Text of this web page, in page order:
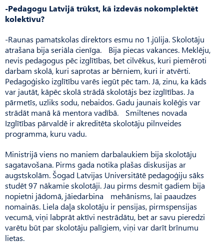
-Pedagogu Latvijā trūkst, kā izdevās nokomplektēt
kolektīvu?
-Raunas pamatskolas direktors esmu no 1.jūlija. Skolotāju
atrašana bija seriāla cienīga. Bija piecas vakances. Meklēju,
nevis pedagogus pēc izglītības, bet cilvēkus, kuri piemēroti
darbam skolā, kuri saprotas ar bērniem, kuri ir atvērti.
Pedagoģisko izglītību varēs iegūt pēc tam. Jā, zinu, ka kāds
var jautāt, kāpēc skolā strādā skolotājs bez izglītības. Ja
pārmetīs, uzliks sodu, nebaidos. Gadu jaunais kolēģis var
strādāt manā kā mentora vadībā. Smil­tenes novada
Izglītības pārvaldē ir akreditēta skolotāju pilnveides
programma, kuru vadu.
Ministrijā viens no maniem darbalaukiem bija skolotāju
sagatavošana. Pirms gada notika plašas diskusijas ar
augstskolām. Šogad Latvijas Universitātē pedagoģiju sāks
studēt 97 nākamie skolotāji. Jau pirms desmit gadiem bija
nopietni jādomā, jāiedarbina mehānisms, lai paaudzes
nomainās. Liela daļa skolotāju ir pensijas, pirmspensijas
vecumā, viņi labprāt aktīvi nestrādātu, bet ar savu pieredzi
varētu būt par skolotāju palīgiem, viņi var darīt brīnumu
lietas.